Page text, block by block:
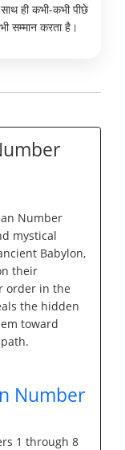
ही कभी-कभी पीछे
सम्मान करता है।
Number
mystical
Babylon,
their
order in the
the hidden
toward
Number
1 through 8